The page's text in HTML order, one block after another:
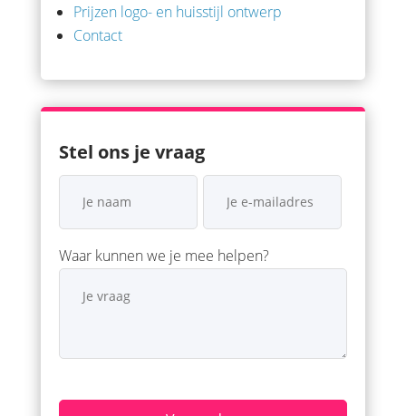
Prijzen logo- en huisstijl ontwerp
Contact
Stel ons je vraag
Waar kunnen we je mee helpen?